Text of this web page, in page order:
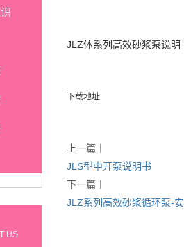
US
JLZ体系列高效砂浆泵说明
下载地址
上一篇 丨
JLS型中开泵说明书
下一篇 丨
JLZ系列高效砂浆循环泵-